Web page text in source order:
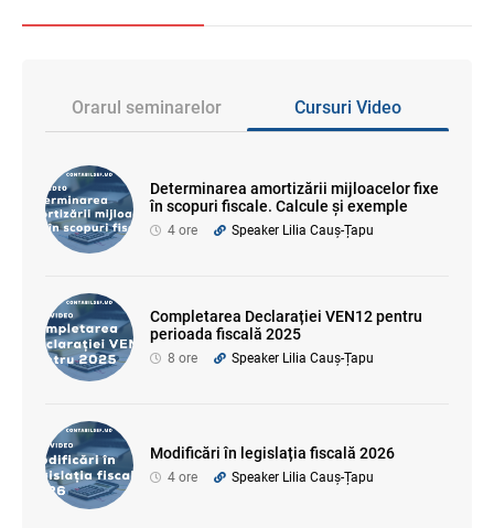
Orarul seminarelor Cursuri Video
Determinarea amortizării mijloacelor fixe
în scopuri fiscale. Calcule și exemple
4 ore Speaker Lilia Cauș-Țapu
Completarea Declarației VEN12 pentru
perioada fiscală 2025
8 ore Speaker Lilia Cauș-Țapu
Modificări în legislația fiscală 2026
4 ore Speaker Lilia Cauș-Țapu